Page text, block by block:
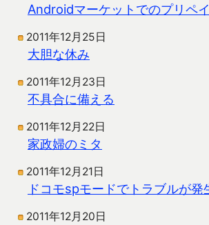
Androidマーケットでのプリペ
2011年12月25日
大胆な休み
2011年12月23日
不具合に備える
2011年12月22日
家政婦のミタ
2011年12月21日
ドコモspモードでトラブルが発
2011年12月20日